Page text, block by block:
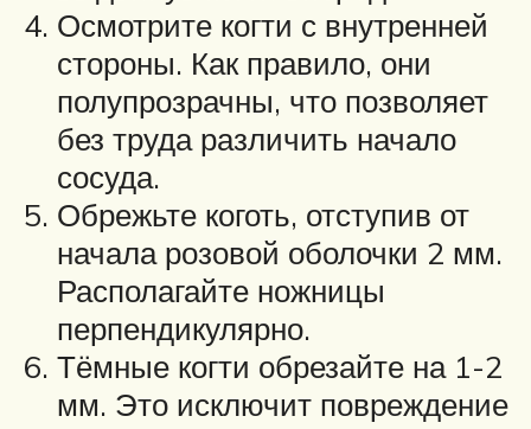
Осмотрите когти с внутренней
стороны. Как правило, они
полупрозрачны, что позволяет
без труда различить начало
сосуда.
Обрежьте коготь, отступив от
начала розовой оболочки 2 мм.
Располагайте ножницы
перпендикулярно.
Тёмные когти обрезайте на 1-2
мм. Это исключит повреждение